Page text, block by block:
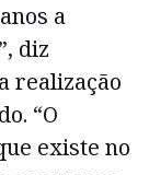
a
diz
realização
“O
existe no